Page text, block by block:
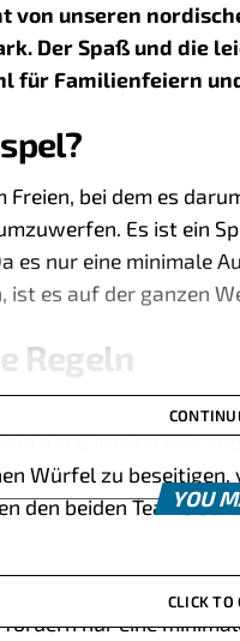
von unseren
Der Spaß und die
für Familienfeiern
Freien, bei dem es
Es ist ein
es nur eine minimale
ist es auf der ganzen
Regeln
zwei Teams
hat 6 Würfel und 1
Würfel zu
den beiden Teams
nur eine
YOU
CLICK